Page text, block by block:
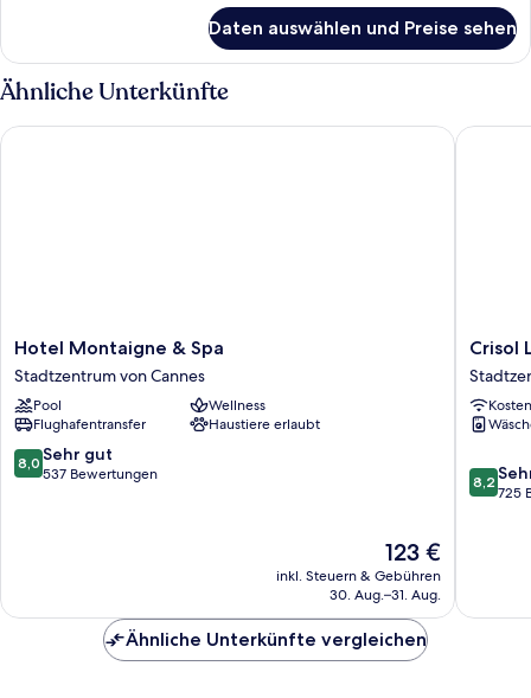
anzeigen
Suite,
1 Doppelbett
und
Schlafsofa
Daten auswählen und Preise sehen
Ähnliche Unterkünfte
Hotel
Montaigne
&
Spa
Stadtzentrum
von
Cannes
Hotel Montaigne & Spa
Stadtzentrum von Cannes
Pool
Wellness
Flughafentransfer
Haustiere erlaubt
8.0
von
8,0 Sehr gut
537 Bewertungen
Der
Preis
beträgt
123 €
inkl. Steuern & Gebühren
30. Aug.–31. Aug.
Hotel Montaigne & Spa
Crisol
Lumière
von
Cannes
Crisol
8.2
von
8,2
725
Crisol
Ähnliche Unterkünfte vergleichen